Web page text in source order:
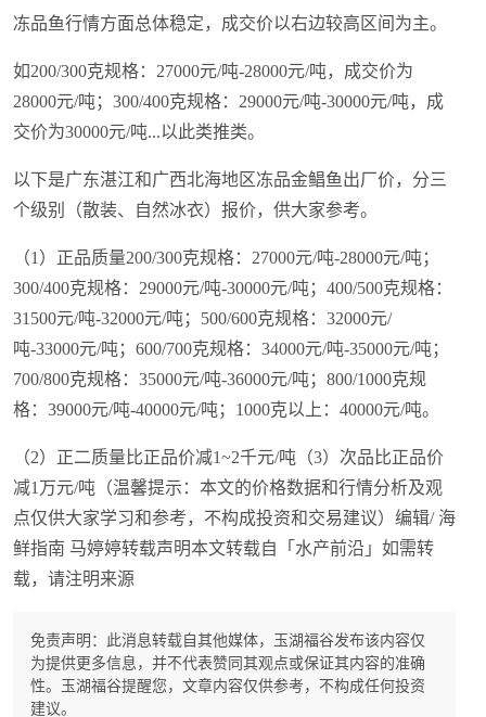
冻品鱼行情方面总体稳定，成交价以右边较高区间为主。
如200/300克规格：27000元/吨-28000元/吨，成交价为
28000元/吨；300/400克规格：29000元/吨-30000元/吨，成
交价为30000元/吨...以此类推类。
以下是广东湛江和广西北海地区冻品金鲳鱼出厂价，分三
个级别（散装、自然冰衣）报价，供大家参考。
（1）正品质量200/300克规格：27000元/吨-28000元/吨；
300/400克规格：29000元/吨-30000元/吨；400/500克规格：
31500元/吨-32000元/吨；500/600克规格：32000元/
吨-33000元/吨；600/700克规格：34000元/吨-35000元/吨；
700/800克规格：35000元/吨-36000元/吨；800/1000克规
格：39000元/吨-40000元/吨；1000克以上：40000元/吨。
（2）正二质量比正品价减1~2千元/吨（3）次品比正品价
减1万元/吨（温馨提示：本文的价格数据和行情分析及观
点仅供大家学习和参考，不构成投资和交易建议）编辑/ 海
鲜指南 马婷婷转载声明本文转载自「水产前沿」如需转
载，请注明来源
免责声明：此消息转载自其他媒体，玉湖福谷发布该内容仅
为提供更多信息，并不代表赞同其观点或保证其内容的准确
性。玉湖福谷提醒您，文章内容仅供参考，不构成任何投资
建议。